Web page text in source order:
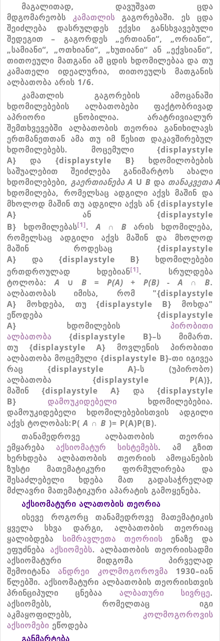
მაგალითად, დავუშვათ
ცდა
მდგომარეობს
კამათლის გაგორებაში. ეს
ცდა
შეიძლება
დასრულდეს ექვსი
განსხვავებული
შედეგით – გაგორდეს„ერთიანი“, „ორიანი“,
„სამიანი“, „ოთხიანი“, „ხუთიანი“ ან„ექვსიანი“,
თითოეული მათგანი ამ ცდის ხდომილებაა და თუ
კამათელი
იდეალურია, თითოეულს
მათგანის
ალბათობა არის 1/6.
კამათლის
გაგორების
ამოცანაში
ხდომილებების
ალბათობები
ფაქტობრივად
აპრიორი
ცნობილია. არატრივიალურ
შემთხვევებში
ალბათობის თეორია
განიხილავს
ერთმანეთთან ამა თუ იმ წესით დაკავშირებულ
ხდომილებებს. მოცემული
{displaystyle
A}
და {displaystyle B}
ხდომილობების
საშუალებით
შეიძლება განიმარტოს
ახალი
ხდომილებები,გაერთიანება A UB და თანაკვეთა
ხდომილება, რომელსაც ადგილი აქვს მაშინ და
მხოლოდ მაშინ თუ ადგილი აქვს ან {displaystyle
A}
ან
{displaystyle
B}
ხდომილებას[1].A ∩B არის ხდომილება,
რომელსაც
ადგილი აქვს მაშინ და
მხოლოდ
მაშინ
როდესაც
{displaystyle
A}
და {displaystyle B}
ხდომილებები
ერთდროულად
ხდებიან[1]. სრულდება
ტოლობა:A ∪ B = P(A) + P(B) -A ∩ B.
ალბათობას
იმისა, რომ "{displaystyle
A}
მოხდება, თუ {displaystyle B} მოხდა"
ეწოდება
{displaystyle
A}
ხდომილების
პირობითი
ალბათობა
{displaystyle B}–ს მიმართ.
თუ
{displaystyle A} მოვლენის
პირობითი
ალბათობა მოცემული {displaystyle B}-თი იგივეა
რაც
{displaystyle A}-ს (უპირობო)
ალბათობა
{displaystyle P(A)},
მაშინ
{displaystyle A} და
{displaystyle
B}
დამოუკიდებელი ხდომილებებია.
დამოუკიდებელი
ხდომილებებისთვის
ადგილი
აქვს ტოლობას:P(A ∩B )= P(A)P(B).
თანამედროვე
ალბათობის
თეორია
ემყარება
აქსიომატურ სისტემებს. ამ
გზით
ხერხდება
ალბათობის თეორიის
ამოცანების
ზუსტი
მათემატიკური ფორმულირება
და
შესაძლებელი
ხდება მათ
გადასაჭრელად
მძლავრი მათემატიკური აპარატის გამოყენება.
აქსიომატური ალათობის თეორია
ისევე
როგორც თანამედროვე
მათემატიკის
ყველა
სხვა დარგი, ალბათობის
თეორიაც
ყალიბდება
სიმრავლეთა თეორიის ენაზე
და
ეფუძნება აქსიომებს. ალბათობის თეორიისადმი
აქსიომატური
მიდგომა
პირველად
შემოიტანა
ანდრეი კოლმოგოროვმა 1930–იან
წლებში. აქსიომატური ალბათობის თეორიისთვის
პრინციპული
ცნებაა ალბათური სივრცე.
აქსიომებს, რომელთაც
იგი
აკმაყოფილებს, კოლმოგოროვის
აქსიომები ეწოდება
განმარტება